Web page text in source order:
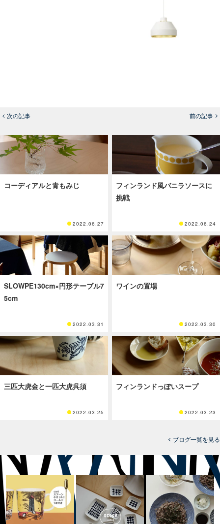
次の記事 前の記事
コーディアルと青もみじ
2022.06.27
フィンランド風バニラソースに
挑戦
2022.06.24
SLOWPE130cm×円形テーブル7
5cm
2022.03.31
ワインの置場
2022.03.30
三匹大虎金と一匹大虎呉須
2022.03.25
フィンランドっぽいスープ
2022.03.23
ブログ一覧を見る